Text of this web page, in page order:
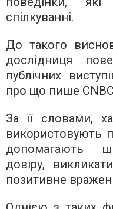
спілкуванні.
До такого
дослідниця
публічних
про що пише
За її словами,
використовують
допомагають
довіру,
позитивне